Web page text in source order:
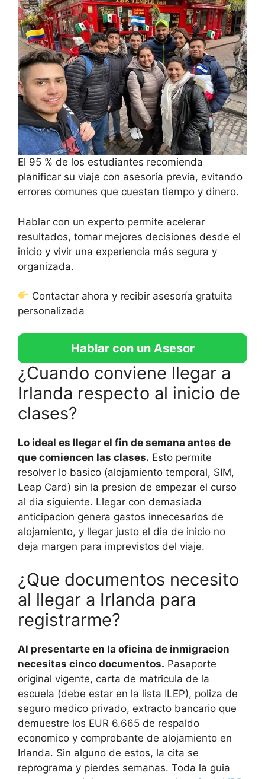
El 95 % de los estudiantes recomienda
planificar su viaje con asesoría previa, evitando
errores comunes que cuestan tiempo y dinero.
Hablar con un experto permite acelerar
resultados, tomar mejores decisiones desde el
inicio y vivir una experiencia más segura y
organizada.
Contactar ahora y recibir asesoría gratuita
personalizada
Hablar con un Asesor
¿Cuando conviene llegar a
Irlanda respecto al inicio de
clases?
Lo ideal es llegar el fin de semana antes de
que comiencen las clases. Esto permite
resolver lo basico (alojamiento temporal, SIM,
Leap Card) sin la presion de empezar el curso
al dia siguiente. Llegar con demasiada
anticipacion genera gastos innecesarios de
alojamiento, y llegar justo el dia de inicio no
deja margen para imprevistos del viaje.
¿Que documentos necesito
al llegar a Irlanda para
registrarme?
Al presentarte en la oficina de inmigracion
necesitas cinco documentos. Pasaporte
original vigente, carta de matricula de la
escuela (debe estar en la lista ILEP), poliza de
seguro medico privado, extracto bancario que
demuestre los EUR 6.665 de respaldo
economico y comprobante de alojamiento en
Irlanda. Sin alguno de estos, la cita se
reprograma y pierdes semanas. Toda la guia